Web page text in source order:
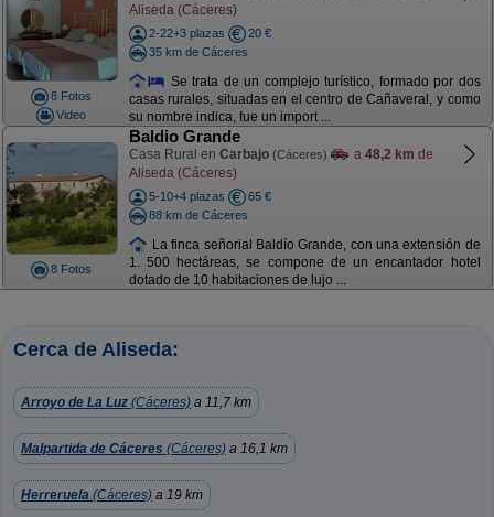
8 Fotos
Video
Aliseda (Cáceres)
2-22+3 plazas
20 €
35 km de Cáceres
Se trata de un complejo turístico, formado por dos
casas rurales, situadas en el centro de Cañaveral, y como
su nombre indica, fue un import ...
8 Fotos
Baldio Grande
Casa Rural en Carbajo (Cáceres) a 48,2 km de
Aliseda (Cáceres)
5-10+4 plazas
65 €
88 km de Cáceres
La finca señorial Baldío Grande, con una extensión de
1. 500 hectáreas, se compone de un encantador hotel
dotado de 10 habitaciones de lujo ...
Cerca de Aliseda:
Arroyo de La Luz (Cáceres) a 11,7 km
Malpartida de Cáceres (Cáceres) a 16,1 km
Herreruela (Cáceres) a 19 km